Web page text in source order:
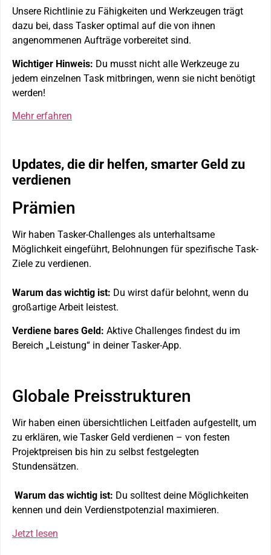
Unsere Richtlinie zu Fähigkeiten und Werkzeugen trägt
dazu bei, dass Tasker optimal auf die von ihnen
angenommenen Aufträge vorbereitet sind.
Wichtiger Hinweis: Du musst nicht alle Werkzeuge zu
jedem einzelnen Task mitbringen, wenn sie nicht benötigt
werden!
Mehr erfahren
Updates, die dir helfen, smarter Geld zu
verdienen
Prämien
Wir haben Tasker-Challenges als unterhaltsame
Möglichkeit eingeführt, Belohnungen für spezifische Task-
Ziele zu verdienen.
Warum das wichtig ist: Du wirst dafür belohnt, wenn du
großartige Arbeit leistest.
Verdiene bares Geld: Aktive Challenges findest du im
Bereich „Leistung“ in deiner Tasker-App.
Globale Preisstrukturen
Wir haben einen übersichtlichen Leitfaden aufgestellt, um
zu erklären, wie Tasker Geld verdienen – von festen
Projektpreisen bis hin zu selbst festgelegten
Stundensätzen.
Warum das wichtig ist: Du solltest deine Möglichkeiten
kennen und dein Verdienstpotenzial maximieren.
Jetzt lesen